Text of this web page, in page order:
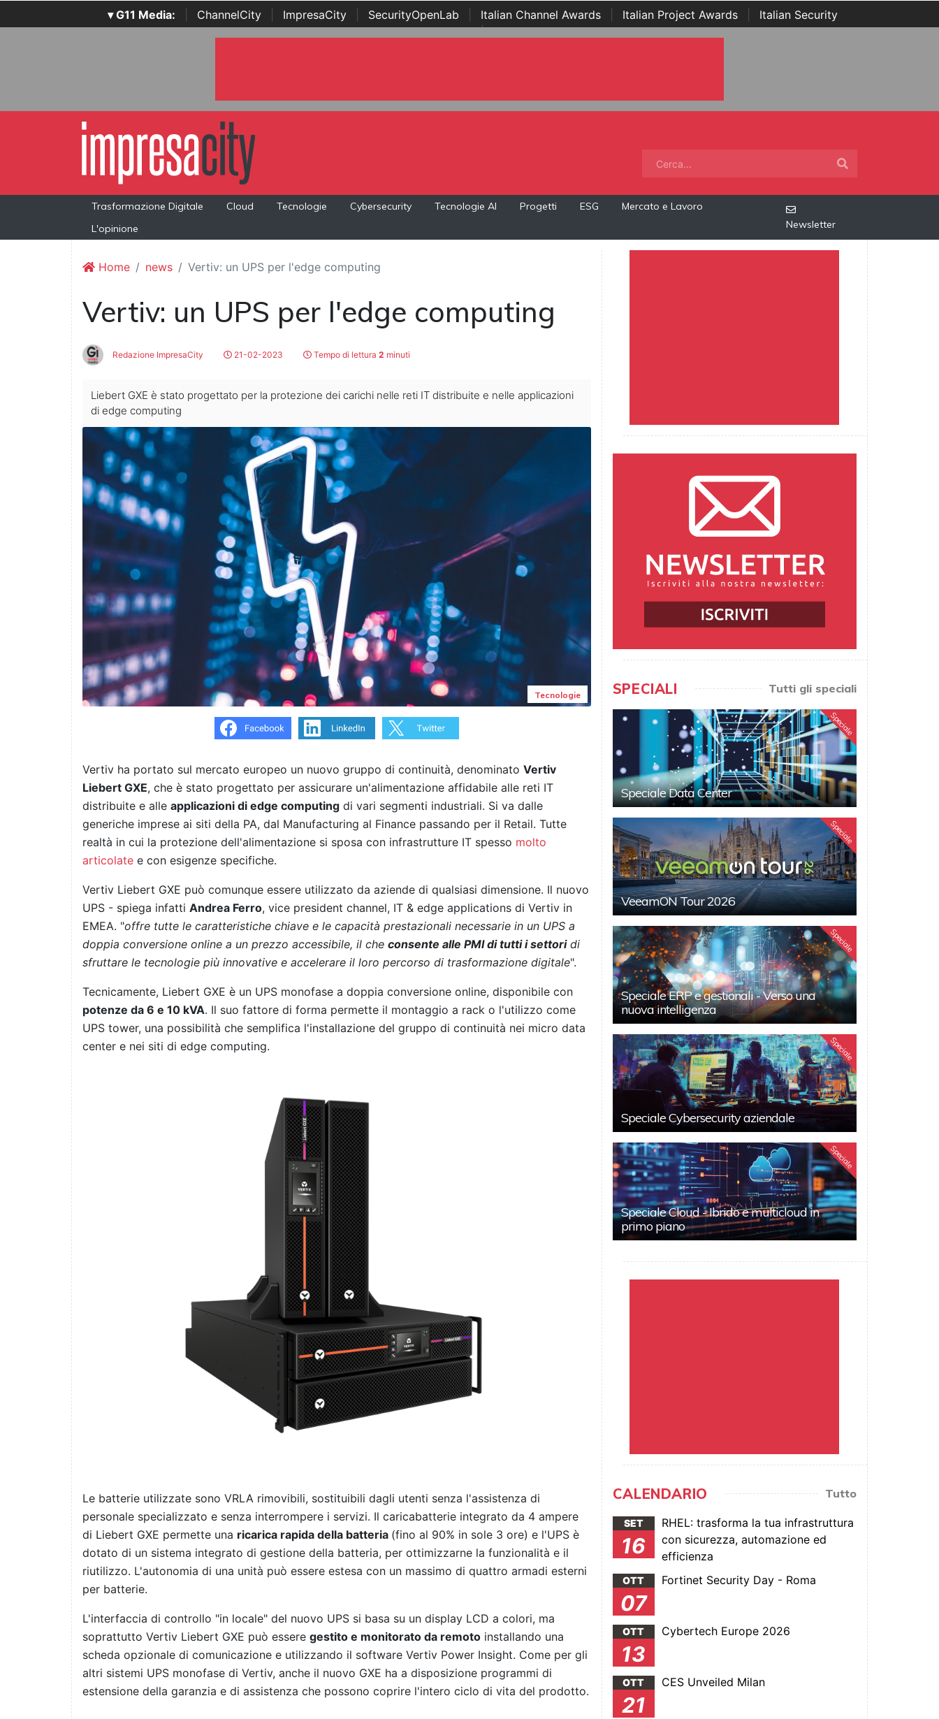
▾ G11 Media: ChannelCity ImpresaCity SecurityOpenLab Italian Channel Awards Italian Project Awards
Italian Security
Awards | ...
Trasformazione Digitale Cloud Tecnologie Cybersecurity Tecnologie AI Progetti ESG
Mercato e Lavoro
L'opinione
Newsletter
Home news Vertiv: un UPS per l'edge computing
Vertiv: un UPS per l'edge computing
Redazione ImpresaCity 21-02-2023 Tempo di lettura 2 minuti
Liebert GXE è stato progettato per la protezione dei carichi nelle reti IT distribuite e nelle applicazioni
di edge computing
Tecnologie
Vertiv ha portato sul mercato europeo un nuovo gruppo di continuità, denominato Vertiv
Liebert GXE, che è stato progettato per assicurare un'alimentazione affidabile alle reti IT
distribuite e alle applicazioni di edge computing di vari segmenti industriali. Si va dalle
generiche imprese ai siti della PA, dal Manufacturing al Finance passando per il Retail. Tutte
realtà in cui la protezione dell'alimentazione si sposa con infrastrutture IT spesso molto
articolate e con esigenze specifiche.
Vertiv Liebert GXE può comunque essere utilizzato da aziende di qualsiasi dimensione. Il nuovo
UPS - spiega infatti Andrea Ferro, vice president channel, IT & edge applications di Vertiv in
EMEA. "offre tutte le caratteristiche chiave e le capacità prestazionali necessarie in un UPS a
doppia conversione online a un prezzo accessibile, il che consente alle PMI di tutti i settoridi
sfruttare le tecnologie più innovative e accelerare il loro percorso di trasformazione digitale".
Tecnicamente, Liebert GXE è un UPS monofase a doppia conversione online, disponibile con
potenze da 6 e 10 kVA. Il suo fattore di forma permette il montaggio a rack o l'utilizzo come
UPS tower, una possibilità che semplifica l'installazione del gruppo di continuità nei micro data
center e nei siti di edge computing.
Le batterie utilizzate sono VRLA rimovibili, sostituibili dagli utenti senza l'assistenza di
personale specializzato e senza interrompere i servizi. Il caricabatterie integrato da 4 ampere
di Liebert GXE permette una ricarica rapida della batteria (fino al 90% in sole 3 ore) e l'UPS è
dotato di un sistema integrato di gestione della batteria, per ottimizzarne la funzionalità e il
riutilizzo. L'autonomia di una unità può essere estesa con un massimo di quattro armadi esterni
per batterie.
L'interfaccia di controllo "in locale" del nuovo UPS si basa su un display LCD a colori, ma
soprattutto Vertiv Liebert GXE può essere gestito e monitorato da remoto installando una
scheda opzionale di comunicazione e utilizzando il software Vertiv Power Insight. Come per gli
altri sistemi UPS monofase di Vertiv, anche il nuovo GXE ha a disposizione programmi di
estensione della garanzia e di assistenza che possono coprire l'intero ciclo di vita del prodotto.
SPECIALI Tutti gli speciali
Speciale
Speciale Data Center
Speciale
VeeamON Tour 2026
Speciale
Speciale ERP e gestionali - Verso una
nuova intelligenza
Speciale
Speciale Cybersecurity aziendale
Speciale
Speciale Cloud - Ibrido e multicloud in
primo piano
CALENDARIO Tutto
SET
16
RHEL: trasforma la tua infrastruttura
con sicurezza, automazione ed
efficienza
OTT
07
Fortinet Security Day - Roma
OTT
13
Cybertech Europe 2026
OTT
21
CES Unveiled Milan